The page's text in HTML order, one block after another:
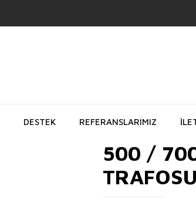
DESTEK REFERANSLARIMIZ
500 /
TRAFOSU